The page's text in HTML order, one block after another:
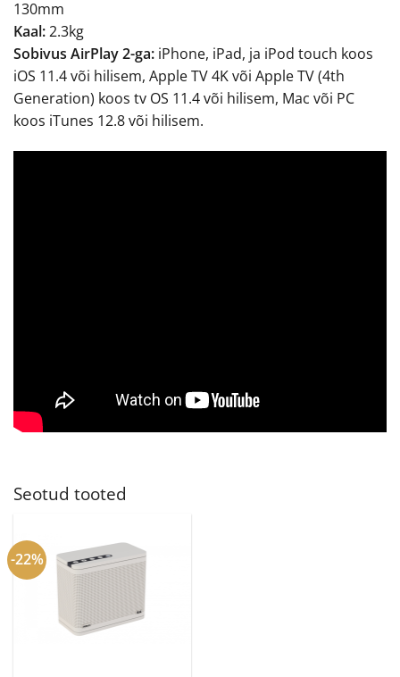
130mm
Kaal:2.3kg
Sobivus AirPlay 2-ga: iPhone, iPad, ja iPod touch koos
iOS 11.4 või hilisem, Apple TV 4K või Apple TV (4th
Generation) koos tv OS 11.4 või hilisem, Mac või PC
koos iTunes 12.8 või hilisem.
Seotud tooted
-22%